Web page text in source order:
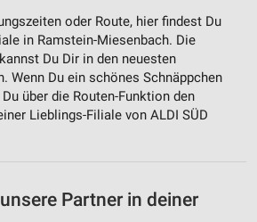
oder Route, hier findest Du
in Ramstein-Miesenbach. Die
Du Dir in den neuesten
Wenn Du ein schönes Schnäppchen
über die Routen-Funktion den
Lieblings-Filiale von ALDI SÜD
Partner in deiner